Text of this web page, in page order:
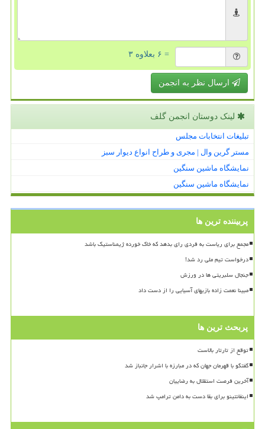
= ۶ بعلاوه ۳
ارسال نظر به انجمن
لینک دوستان انجمن گلف
تبلیغات انتخابات مجلس
مستر گرین وال | مجری و طراح انواع دیوار سبز
نمایشگاه ماشین سنگین
نمایشگاه ماشین سنگین
پربیننده ترین ها
مجمع برای ریاست به فردی رای بدهد که خاک خورده ژیمناستیک باشد
درخواست تیم ملی رد شد!
جنجال سلبریتی ها در ورزش
مبینا نعمت زاده بازیهای آسیایی را از دست داد
پربحث ترین ها
توقع از تارتار بالاست
گفتگو با قهرمان جهان که در مبارزه با اشرار جانباز شد
آخرین فرصت استقلال به رضاییان
اینفانتینو برای بقا دست به دامن ترامپ شد